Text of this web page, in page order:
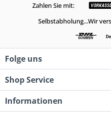
Zahlen Sie mit:
Selbstabholung...Wir
Folge uns
Shop Service
Informationen